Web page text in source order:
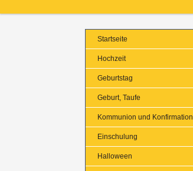
Startseite
Hochzeit
Geburtstag
Geburt, Taufe
Kommunion und Konfirmation
Einschulung
Halloween